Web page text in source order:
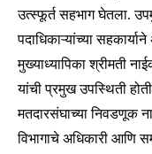
Join our
To subscribe, simply
उत्स्फूर्त सहभाग घेतला.
पदाधिकाऱ्यांच्या
मुख्याध्यापिका श्रीमती
यांची प्रमुख उपस्थिती
मतदारसंघाच्या निवडणूक
विभागाचे अधिकारी आणि